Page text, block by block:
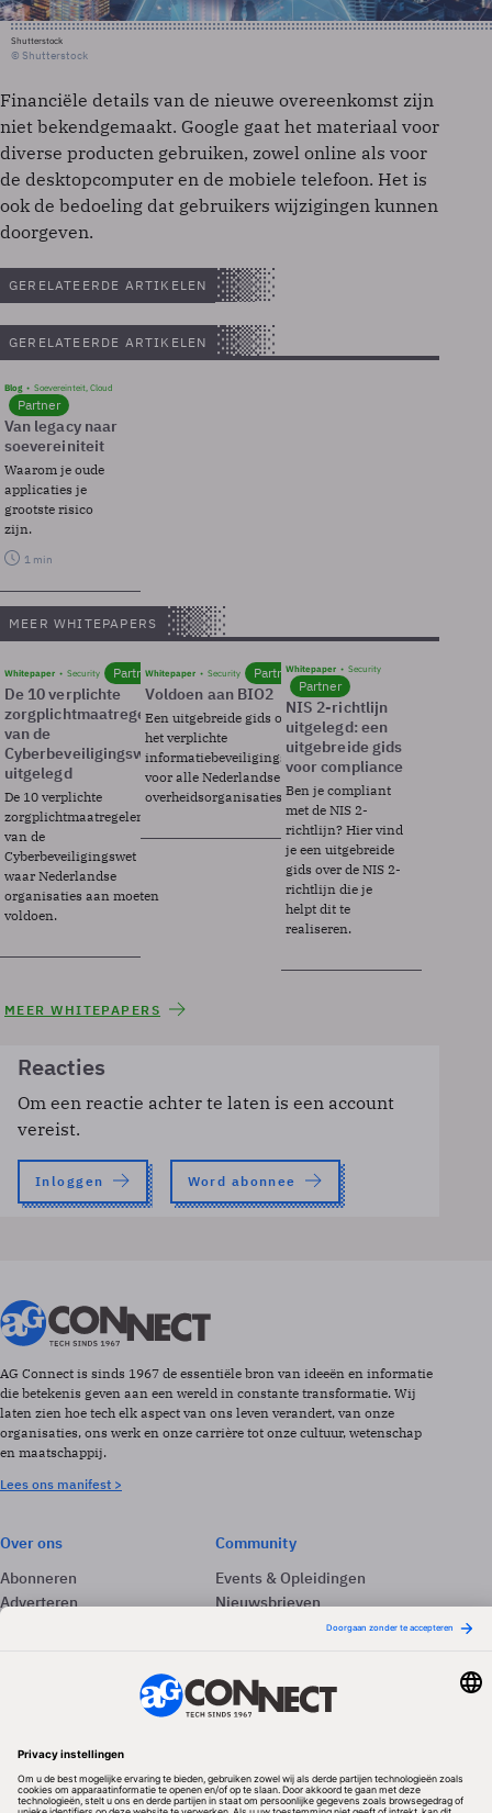
Shutterstock
© Shutterstock
Financiële details van de nieuwe overeenkomst zijn
niet bekendgemaakt. Google gaat het materiaal voor
diverse producten gebruiken, zowel online als voor
de desktopcomputer en de mobiele telefoon. Het is
ook de bedoeling dat gebruikers wijzigingen kunnen
doorgeven.
GERELATEERDE ARTIKELEN
GERELATEERDE ARTIKELEN
Blog Soevereinteit, Cloud
Partner
Van legacy naar
soevereiniteit
Waarom je oude
applicaties je
grootste risico
zijn.
1 min
MEER WHITEPAPERS
Whitepaper Security Partner
De 10 verplichte
zorgplichtmaatregelen
van de
Cyberbeveiligingswet
uitgelegd
De 10 verplichte
zorgplichtmaatregelen
van de
Cyberbeveiligingswet
waar Nederlandse
organisaties aan moeten
voldoen.
Whitepaper Security Partner
Voldoen aan BIO2
Een uitgebreide gids over BIO2,
het verplichte
informatiebeveiligingsframework
voor alle Nederlandse
overheidsorganisaties.
Whitepaper Security
Partner
NIS 2-richtlijn
uitgelegd: een
uitgebreide gids
voor compliance
Ben je compliant
met de NIS 2-
richtlijn? Hier vind
je een uitgebreide
gids over de NIS 2-
richtlijn die je
helpt dit te
realiseren.
MEER WHITEPAPERS
Reacties
Om een reactie achter te laten is een account
vereist.
Inloggen Word abonnee
AG Connect is sinds 1967 de essentiële bron van ideeën en informatie
die betekenis geven aan een wereld in constante transformatie. Wij
laten zien hoe tech elk aspect van ons leven verandert, van onze
organisaties, ons werk en onze carrière tot onze cultuur, wetenschap
en maatschappij.
Lees ons manifest >
Over ons
Abonneren
Adverteren
Community
Events & Opleidingen
Nieuwsbrieven
Volg ons